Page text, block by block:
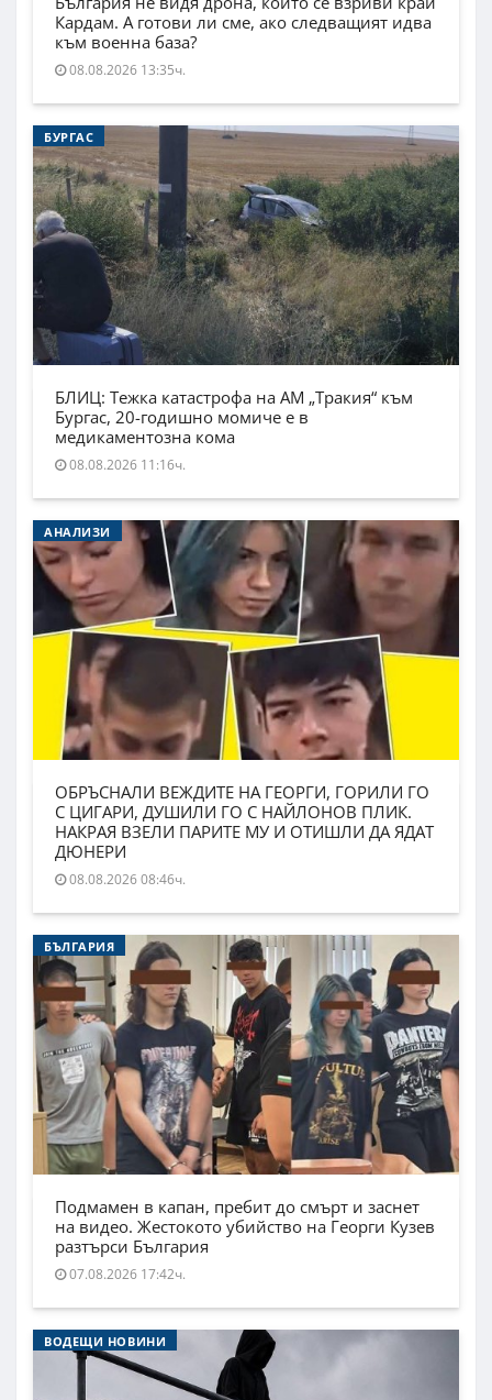
Кардам. А готови ли сме, ако следващият идва
към военна база?
08.08.2026 13:35ч.
БУРГАС
БЛИЦ: Тежка катастрофа на АМ „Тракия“ към
Бургас, 20-годишно момиче е в
медикаментозна кома
08.08.2026 11:16ч.
АНАЛИЗИ
ОБРЪСНАЛИ ВЕЖДИТЕ НА ГЕОРГИ, ГОРИЛИ ГО
С ЦИГАРИ, ДУШИЛИ ГО С НАЙЛОНОВ ПЛИК.
НАКРАЯ ВЗЕЛИ ПАРИТЕ МУ И ОТИШЛИ ДА ЯДАТ
ДЮНЕРИ
08.08.2026 08:46ч.
БЪЛГАРИЯ
Подмамен в капан, пребит до смърт и заснет
на видео. Жестокото убийство на Георги Кузев
разтърси България
07.08.2026 17:42ч.
ВОДЕЩИ НОВИНИ